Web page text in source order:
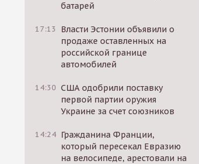
батарей
17:13
Власти Эстонии объявили о
продаже оставленных на
российской границе
автомобилей
14:30 США одобрили поставку
первой партии оружия
Украине за счет союзников
14:24 Гражданина Франции,
который пересекал Евразию
на велосипеде, арестовали на